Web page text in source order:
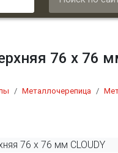
76 х 76
Металлочерепица